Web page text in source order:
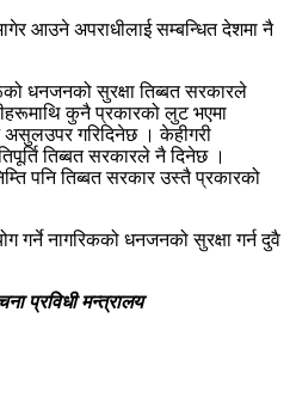
आउने अपराधीलाई सम्बन्धित देशमा नै
धनजनको सुरक्षा तिब्बत सरकारले
कुनै प्रकारको लुट भएमा
असुलउपर गरिदिनेछ । केहीगरी
तिब्बत सरकारले नै दिनेछ ।
पनि तिब्बत सरकार उस्तै प्रकारको
गर्ने नागरिकको धनजनको सुरक्षा गर्न दुवै
प्रविधी मन्त्रालय